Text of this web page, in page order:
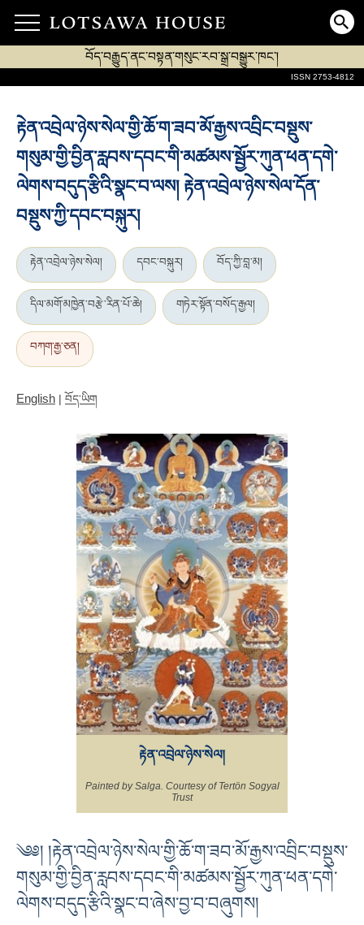
བོད་བརྒྱུད་ནང་བསྟན་གསུང་རབ་སྒྲ་བསྒྱུར་ཁང་།
ISSN 2753-4812
རྟེན་འབྲེལ་ཉེས་སེལ་གྱི་ཆོ་ག་ཟབ་མོ་རྒྱས་འབྲིང་བསྡུས་
གསུམ་གྱི་བྱིན་རླབས་དབང་གི་མཚམས་སྦྱོར་ཀུན་ཕན་དགེ་
ལེགས་བདུད་རྩིའི་སྣང་བ་ལས། རྟེན་འབྲེལ་ཉེས་སེལ་དོན་
བསྡུས་ཀྱི་དབང་བསྐུར།
རྟེན་འབྲེལ་ཉེས་སེལ། དབང་བསྐུར། བོད་ཀྱི་བླ་མ།
དིལ་མགོ་མཁྱེན་བརྩེ་རིན་པོ་ཆེ། གཏེར་སྟོན་བསོད་རྒྱལ།
བཀག་རྒྱ་ཅན།
English | བོད་ཡིག
རྟེན་འབྲེལ་ཉེས་སེལ།
Painted by Salga. Courtesy of Tertön Sogyal
Trust
༄༅། །རྟེན་འབྲེལ་ཉེས་སེལ་གྱི་ཆོ་ག་ཟབ་མོ་རྒྱས་འབྲིང་བསྡུས་
གསུམ་གྱི་བྱིན་རླབས་དབང་གི་མཚམས་སྦྱོར་ཀུན་ཕན་དགེ་
ལེགས་བདུད་རྩིའི་སྣང་བ་ཞེས་བྱ་བ་བཞུགས།